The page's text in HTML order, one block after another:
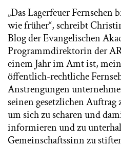
„Das Lagerfeuer
wie früher“, schreibt
Blog der Evangelischen
Programmdirektorin der
einem Jahr im Amt ist,
öffentlich-rechtliche
Anstrengungen
seinen gesetzlichen
um sich zu scharen und
informieren und zu
Gemeinschaftssinn zu